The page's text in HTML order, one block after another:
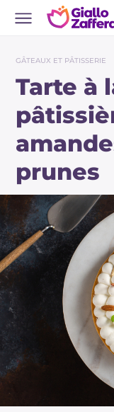
GÂTEAUX ET PÂTISSERIE
Tarte à
prunes